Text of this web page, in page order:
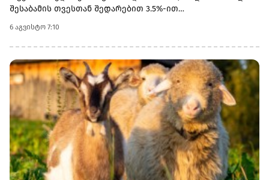
შესაბამის თვესთან შედარებით 3.5%-ით
შედარებით გაიზარდა 0.6%-ით, ხოლო წინა წლის შესაბამის
თვესთან შედარებით შემცირდა 0.1%-ით სამოქალაქო
0.5%-ით, ხოლო გასული წლის შესაბამის თვესთან
შედარებით გაიზარდა 5.8%-ით 2026 წლის ივნისში
მშენებლობის ღირებულების ინდექსი წინა თვესთან
შედარებით 0.9%-ით გაიზარდა. აღნიშნული ცვლილება,
ძირითადად, განპირობებული იყო მშენებლობის დარგში
დაქირავებით დასაქმებულთა საშუალო თვიური
ნომინალური ხელფასის 5.4%-იანი ზრდით, რამაც 1.01 პ.პ.
შეიტანა ჯამური ინდექსის ცვლილებაში.საქსტატის
მონაცემებით, წინა წლის შესაბამის თვესთან შედარებით
მშენებლობის ღირებულების ინდექსი გაიზარდა 3.9%-ით.
6 აგვისტო 7:10